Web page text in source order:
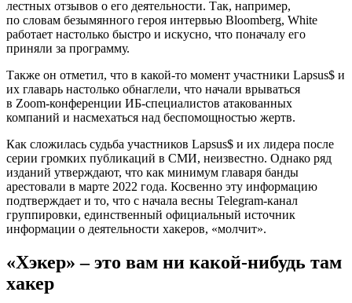
лестных отзывов о его деятельности. Так, например,
по словам безымянного героя интервью Bloomberg, White
работает настолько быстро и искусно, что поначалу его
приняли за программу.
Также он отметил, что в какой-то момент участники Lapsus$ и
их главарь настолько обнаглели, что начали врываться
в Zoom-конференции ИБ-специалистов атакованных
компаний и насмехаться над беспомощностью жертв.
Как сложилась судьба участников Lapsus$ и их лидера после
серии громких публикаций в СМИ, неизвестно. Однако ряд
изданий утверждают, что как минимум главаря банды
арестовали в марте 2022 года. Косвенно эту информацию
подтверждает и то, что с начала весны Telegram-канал
группировки, единственный официальный источник
информации о деятельности хакеров, «молчит».
«Хэкер» – это вам ни какой-нибудь там
хакер